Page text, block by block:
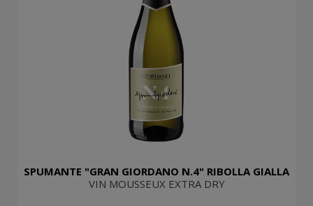
SPUMANTE "GRAN GIORDANO N.4" RIBOLLA GIALLA
VIN MOUSSEUX EXTRA DRY